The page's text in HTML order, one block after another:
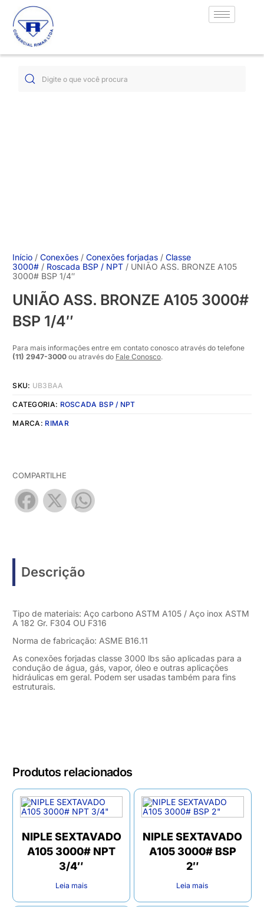
Início /Conexões /Conexões forjadas /Classe
3000# / Roscada BSP / NPT / UNIÃO ASS. BRONZE A105
3000# BSP 1/4″
UNIÃO ASS. BRONZE A105 3000#
BSP 1/4″
Para mais informações entre em contato conosco através do telefone
(11) 2947-3000 ou através do Fale Conosco.
SKU: UB3BAA
CATEGORIA: ROSCADA BSP / NPT
MARCA: RIMAR
COMPARTILHE
Facebook
X
Descrição
Tipo de materiais: Aço carbono ASTM A105 / Aço inox ASTM
A 182 Gr. F304 OU F316
Norma de fabricação: ASME B16.11
As conexões forjadas classe 3000 lbs são aplicadas para a
condução de água, gás, vapor, óleo e outras aplicações
hidráulicas em geral. Podem ser usadas também para fins
estruturais.
Produtos relacionados
NIPLE SEXTAVADO
A105 3000# NPT
3/4″
Leia mais
NIPLE SEXTAVADO
A105 3000# BSP
2″
Leia mais